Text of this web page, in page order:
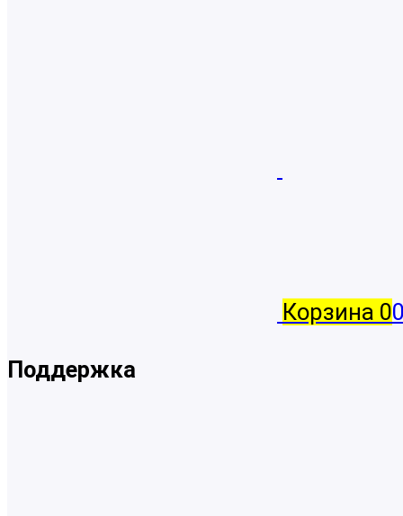
Корзина 0
Поддержка